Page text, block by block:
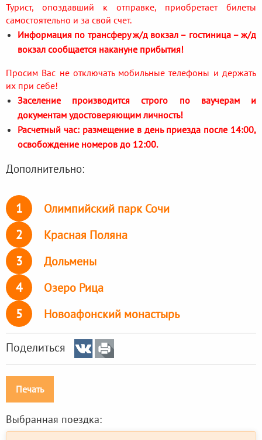
Турист, опоздавший к отправке, приобретает билеты
самостоятельно и за свой счет.
Информация по трансферу ж/д вокзал – гостиница – ж/д
вокзал сообщается накануне прибытия!
Просим Вас не отключать мобильные телефоны и держать
их при себе!
Заселение производится строго по ваучерам и
документам удостоверяющим личность!
Расчетный час: размещение в день приезда после 14:00,
освобождение номеров до 12:00.
Дополнительно:
1 Олимпийский парк Сочи
2 Красная Поляна
3 Дольмены
4 Озеро Рица
5 Новоафонский монастырь
Поделиться
Печать
Выбранная поездка: